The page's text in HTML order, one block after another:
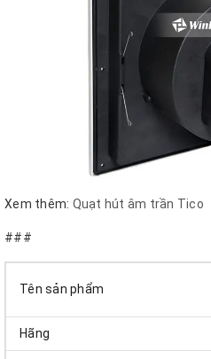
Xem thêm: Quạt hút âm trần Tico
###
Tên sản phẩm
Hãng